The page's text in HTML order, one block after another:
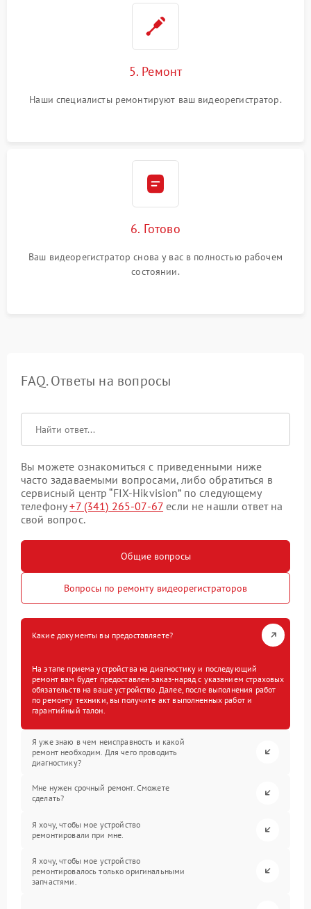
5. Ремонт
Наши специалисты ремонтируют ваш видеорегистратор.
6. Готово
Ваш видеорегистратор снова у вас в полностью рабочем
состоянии.
FAQ. Ответы на вопросы
Вы можете ознакомиться с приведенными ниже
часто задаваемыми вопросами, либо обратиться в
сервисный центр “FIX-Hikvision” по следующему
телефону+7 (341) 265-07-67 если не нашли ответ на
свой вопрос.
Общие вопросы
Вопросы по ремонту видеорегистраторов
Какие документы вы предоставляете?
На этапе приема устройства на диагностику и последующий
ремонт вам будет предоставлен заказ-наряд с указанием страховых
обязательств на ваше устройство. Далее, после выполнения работ
по ремонту техники, вы получите акт выполненных работ и
гарантийный талон.
Я уже знаю в чем неисправность и какой
ремонт необходим. Для чего проводить
диагностику?
Мне нужен срочный ремонт. Сможете
сделать?
Я хочу, чтобы мое устройство
ремонтировали при мне.
Я хочу, чтобы мое устройство
ремонтировалось только оригинальными
запчастями.